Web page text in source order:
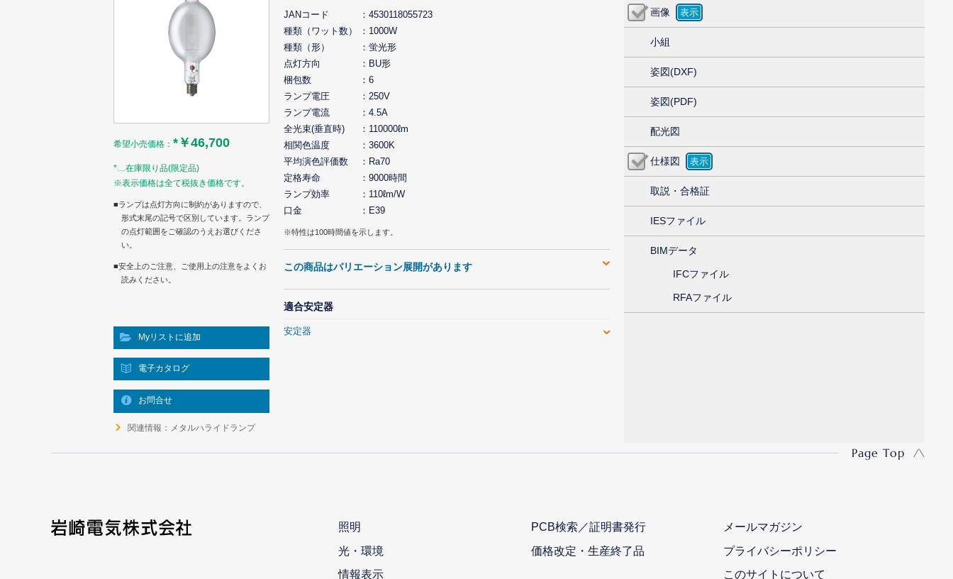
希望小売価格： *￥46,700
*…在庫限り品(限定品)
※表示価格は全て税抜き価格です。
■ランプは点灯方向に制約がありますので、
形式末尾の記号で区別しています。ランプ
の点灯範囲をご確認のうえお選びくださ
い。
■安全上のご注意、ご使用上の注意をよくお
読みください。
Myリストに追加
電子カタログ
お問合せ
関連情報：メタルハライドランプ
画像
小組
姿図(DXF)
姿図(PDF)
配光図
仕様図
取説・合格証
IESファイル
BIMデータ
IFCファイル
RFAファイル
JANコード
4530118055723
種類（ワット数）
1000W
種類（形）
蛍光形
点灯方向
BU形
梱包数
6
ランプ電圧
250V
ランプ電流
4.5A
全光束(垂直時)
110000ℓm
相関色温度
3600K
平均演色評価数
Ra70
定格寿命
9000時間
ランプ効率
110ℓm/W
口金
E39
※特性は100時間値を示します。
この商品はバリエーション展開があります
適合安定器
安定器
Page Top
照明
光・環境
情報表示
PCB検索／証明書発行
価格改定・生産終了品
メールマガジン
プライバシーポリシー
このサイトについて